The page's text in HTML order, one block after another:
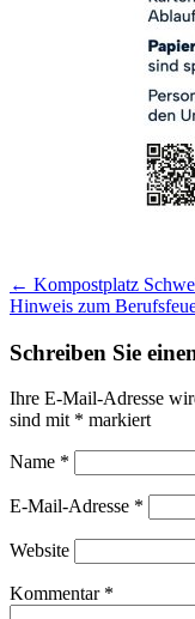
Post
navigation
← Kompostplatz
Hinweis zum
Schreiben Sie
Ihre E-Mail-Adresse
sind mit * markiert
Name *
E-Mail-Adresse *
Website
Kommentar *